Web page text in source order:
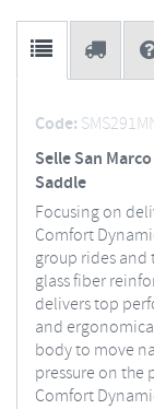
Code:
Selle San
Saddle
Focusing on
Comfort
group rides and
glass fiber
delivers top
and
body to move
pressure on the
Comfort